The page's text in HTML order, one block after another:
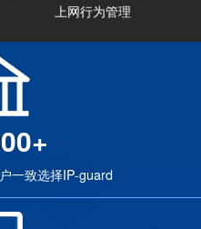
上网行为管理
一致选择IP-guard